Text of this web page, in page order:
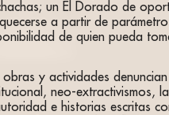
un El Dorado de
a partir de
de quien pueda
obras y actividades
neo-extractivismos,
e historias escritas